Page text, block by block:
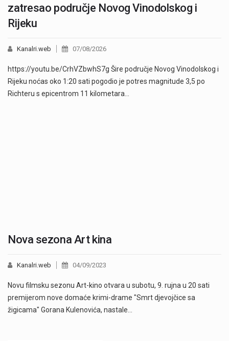
zatresao područje Novog Vinodolskog i
Rijeku
Kanalri.web 07/08/2026
https://youtu.be/CrhVZbwhS7g Šire područje Novog Vinodolskog i
Rijeku noćas oko 1:20 sati pogodio je potres magnitude 3,5 po
Richteru s epicentrom 11 kilometara…
Nova sezona Art kina
Kanalri.web 04/09/2023
Novu filmsku sezonu Art-kino otvara u subotu, 9. rujna u 20 sati
premijerom nove domaće krimi-drame "Smrt djevojčice sa
žigicama" Gorana Kulenovića, nastale…